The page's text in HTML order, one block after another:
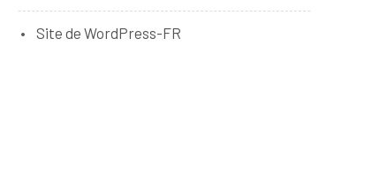
Site de WordPress-FR